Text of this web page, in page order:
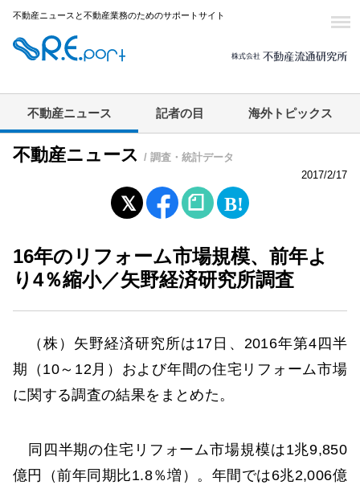
不動産ニュースと不動産業務のためのサポートサイト
不動産ニュース 記者の目 海外トピックス
不動産ニュース / 調査・統計データ
2017/2/17
16年のリフォーム市場規模、前年よ
り4％縮小／矢野経済研究所調査
（株）矢野経済研究所は17日、2016年第4四半
期（10～12月）および年間の住宅リフォーム市場
に関する調査の結果をまとめた。
同四半期の住宅リフォーム市場規模は1兆9,850
億円（前年同期比1.8％増）。年間では6兆2,006億